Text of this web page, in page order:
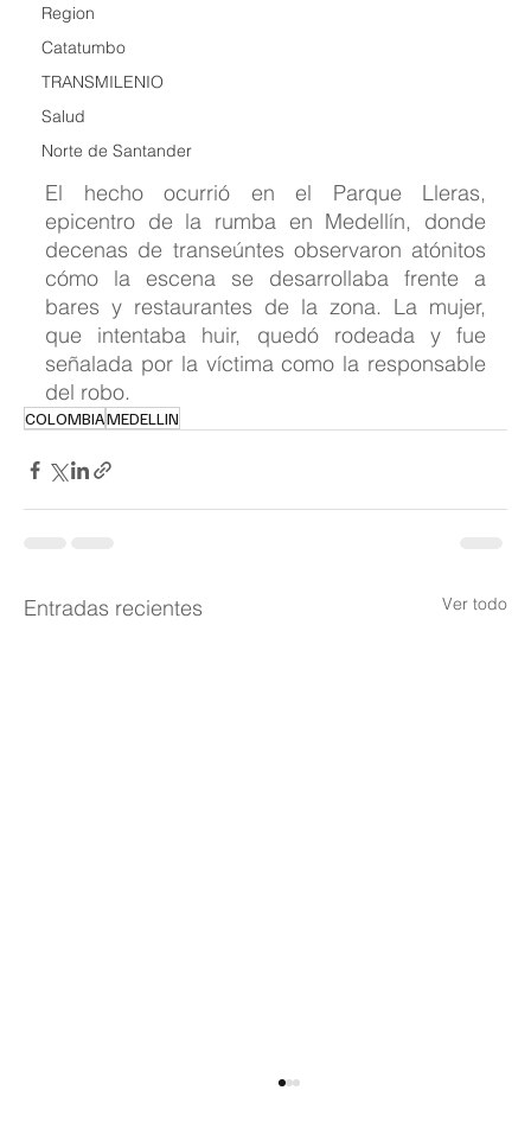
Region
Catatumbo
TRANSMILENIO
Salud
Norte de Santander
El hecho ocurrió en el Parque Lleras,
epicentro de la rumba en Medellín, donde
decenas de transeúntes observaron atónitos
cómo la escena se desarrollaba frente a
bares y restaurantes de la zona. La mujer,
que intentaba huir, quedó rodeada y fue
señalada por la víctima como la responsable
del robo.
COLOMBIAMEDELLIN
Entradas recientes Ver todo